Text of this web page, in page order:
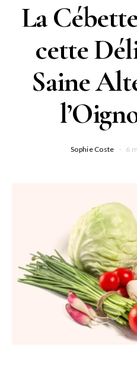
La
cette
Saine
Sophie Coste 6